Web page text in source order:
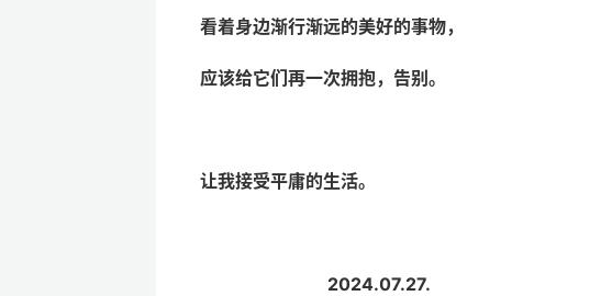
看着身边渐行渐远的美好的事物，
应该给它们再一次拥抱，告别。
让我接受平庸的生活。
2024.07.27.